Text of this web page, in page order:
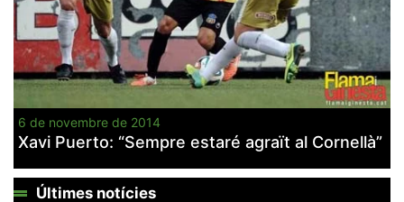
6 de novembre de 2014
Xavi Puerto: “Sempre estaré agraït al Cornellà”
Últimes notícies
cookies no
opcionals,